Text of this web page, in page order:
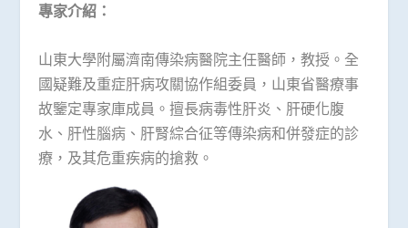
專家介紹：
山東大學附屬濟南傳染病醫院主任醫師，教授。全
國疑難及重症肝病攻關協作組委員，山東省醫療事
故鑒定專家庫成員。擅長病毒性肝炎、肝硬化腹
水、肝性腦病、肝腎綜合征等傳染病和併發症的診
療，及其危重疾病的搶救。